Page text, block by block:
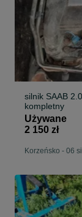
silnik SAAB 2.0T 2.0
kompletny
Używane
2 150 zł
Korzeńsko - 06